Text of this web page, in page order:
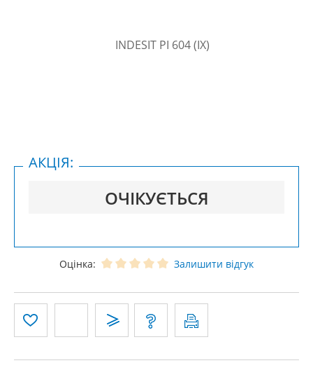
ОЧІКУЄТЬСЯ
АКЦІЯ:
Оцінка: Залишити відгук